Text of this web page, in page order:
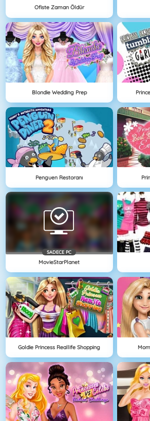
Ofiste Zaman Öldür
Blondie Wedding Prep
Penguen Restoranı
SADECE PC
MovieStarPlanet
Goldie Princess Reallife Shopping